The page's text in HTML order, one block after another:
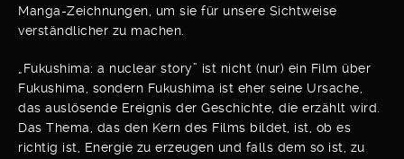
Manga-Zeichnungen, um sie für unsere Sichtweise
verständlicher zu machen.
„Fukushima: a nuclear story” ist nicht (nur) ein Film über
Fukushima, sondern Fukushima ist eher seine Ursache,
das auslösende Ereignis der Geschichte, die erzählt wird.
Das Thema, das den Kern des Films bildet, ist, ob es
richtig ist, Energie zu erzeugen und falls dem so ist, zu